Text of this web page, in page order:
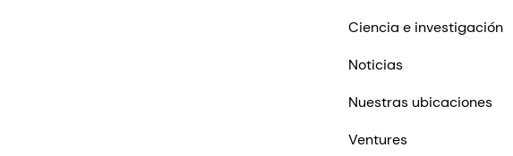
Ciencia e investigación
Noticias
Nuestras ubicaciones
Ventures